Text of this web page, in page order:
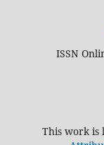
ISSN
This work is